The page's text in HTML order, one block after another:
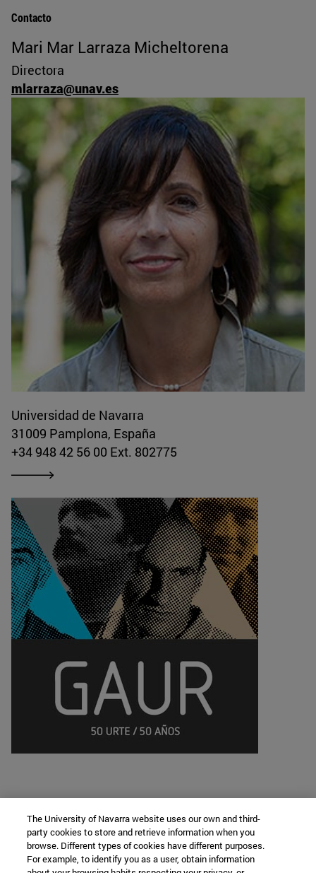
Contacto
Mari Mar Larraza Micheltorena
Directora
mlarraza@unav.es
Universidad de Navarra
31009 Pamplona, España
+34 948 42 56 00 Ext. 802775
Cátedra de Lengua y Cultura Vasca
The University of Navarra website uses our own and third-
party cookies to store and retrieve information when you
browse. Different types of cookies have different purposes.
For example, to identify you as a user, obtain information